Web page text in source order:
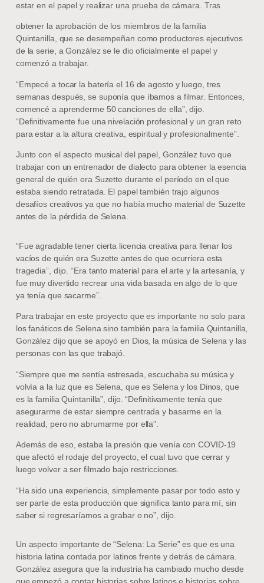
estar en el papel y realizar una prueba de cámara. Tras
obtener la aprobación de los miembros de la familia
Quintanilla, que se desempeñan como productores ejecutivos
de la serie, a González se le dio oficialmente el papel y
comenzó a trabajar.
“Empecé a tocar la batería el 16 de agosto y luego, tres
semanas después, se suponía que íbamos a filmar. Entonces,
comencé a aprenderme 50 canciones de ella”, dijo.
“Definitivamente fue una nivelación profesional y un gran reto
para estar a la altura creativa, espiritual y profesionalmente”.
Junto con el aspecto musical del papel, González tuvo que
trabajar con un entrenador de dialecto para obtener la esencia
general de quién era Suzette durante el período en el que
estaba siendo retratada. El papel también trajo algunos
desafíos creativos ya que no había mucho material de Suzette
antes de la pérdida de Selena.
“Fue agradable tener cierta licencia creativa para llenar los
vacíos de quién era Suzette antes de que ocurriera esta
tragedia”, dijo. “Era tanto material para el arte y la artesanía, y
fue muy divertido recrear una vida basada en algo de lo que
ya tenía que sacarme”.
Para trabajar en este proyecto que es importante no solo para
los fanáticos de Selena sino también para la familia Quintanilla,
González dijo que se apoyó en Dios, la música de Selena y las
personas con las que trabajó.
“Siempre que me sentía estresada, escuchaba su música y
volvía a la luz que es Selena, que es Selena y los Dinos, que
es la familia Quintanilla”, dijo. “Definitivamente tenía que
asegurarme de estar siempre centrada y basarme en la
realidad, pero no abrumarme por ella”.
Además de eso, estaba la presión que venía con COVID-19
que afectó el rodaje del proyecto, el cual tuvo que cerrar y
luego volver a ser filmado bajo restricciones.
“Ha sido una experiencia, simplemente pasar por todo esto y
ser parte de esta producción que significa tanto para mí, sin
saber si regresaríamos a grabar o no”, dijo.
Un aspecto importante de “Selena: La Serie” es que es una
historia latina contada por latinos frente y detrás de cámara.
González asegura que la industria ha cambiado mucho desde